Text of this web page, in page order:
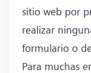
sitio web por
realizar
formulario o
Para muchas